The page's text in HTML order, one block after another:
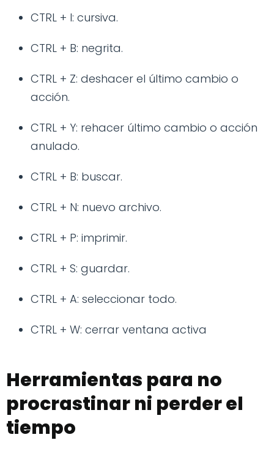
CTRL + I: cursiva.
CTRL + B: negrita.
CTRL + Z: deshacer el último cambio o
acción.
CTRL + Y: rehacer último cambio o acción
anulado.
CTRL + B: buscar.
CTRL + N: nuevo archivo.
CTRL + P: imprimir.
CTRL + S: guardar.
CTRL + A: seleccionar todo.
CTRL + W: cerrar ventana activa
Herramientas para no
procrastinar ni perder el
tiempo